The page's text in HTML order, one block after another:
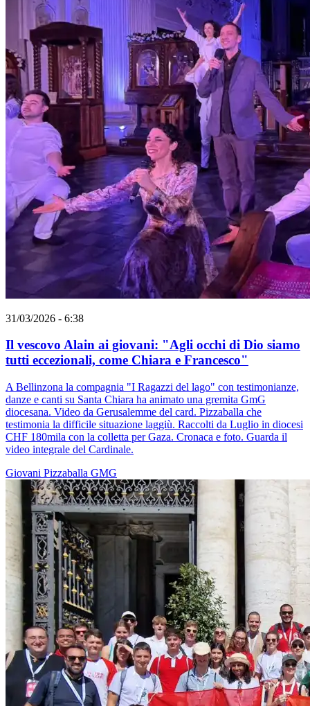
31/03/2026 - 6:38
Il vescovo Alain ai giovani: "Agli occhi di Dio siamo
tutti eccezionali, come Chiara e Francesco"
A Bellinzona la compagnia "I Ragazzi del lago" con testimonianze,
danze e canti su Santa Chiara ha animato una gremita GmG
diocesana. Video da Gerusalemme del card. Pizzaballa che
testimonia la difficile situazione laggiù. Raccolti da Luglio in diocesi
CHF 180mila con la colletta per Gaza. Cronaca e foto. Guarda il
video integrale del Cardinale.
Giovani Pizzaballa GMG